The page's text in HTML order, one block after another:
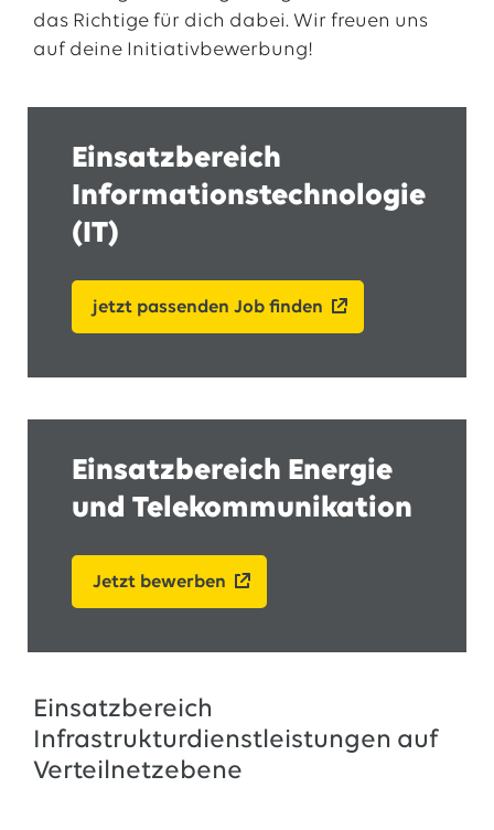
das Richtige für dich dabei. Wir freuen uns
auf deine Initiativbewerbung!
Einsatzbereich
Informationstechnologie
(IT)
jetzt passenden Job finden
Einsatzbereich Energie
und Telekommunikation
Jetzt bewerben
Einsatzbereich
Infrastrukturdienstleistungen auf
Verteilnetzebene